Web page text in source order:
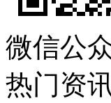
微信公
热门资